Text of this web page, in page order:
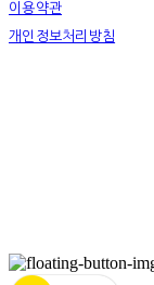
이용약관
개인정보처리방침